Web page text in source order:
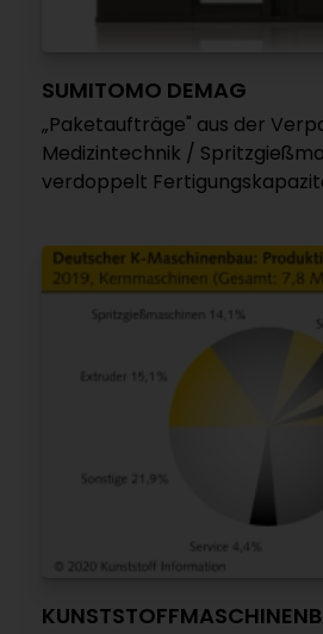
SUMITOMO DEMAG
„Paketaufträge" aus der
Medizintechnik /
verdoppelt